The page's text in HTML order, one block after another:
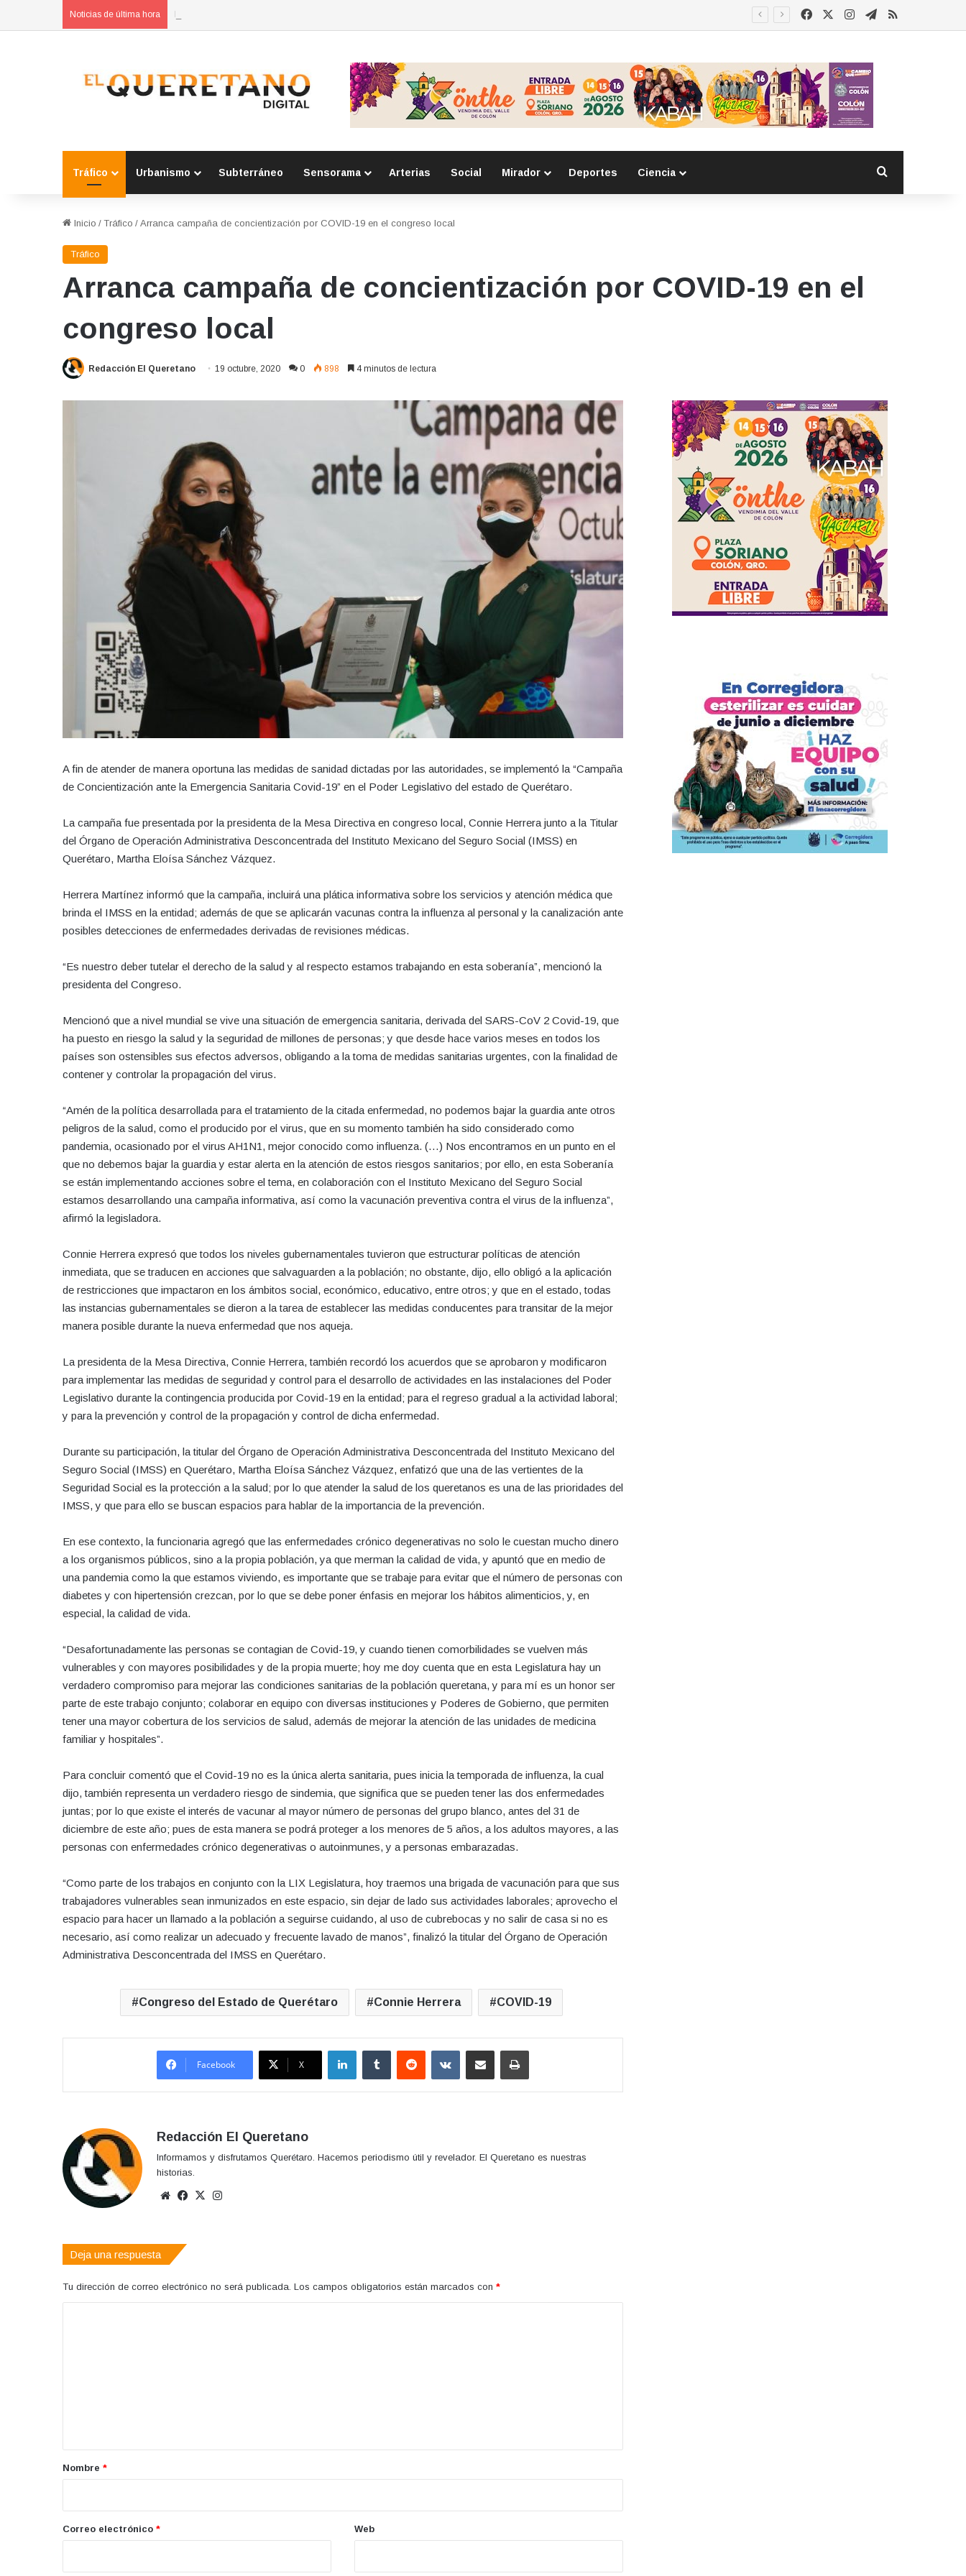
Noticias de última hora Refuerzan municipios coordinación por la seguridad durante sesión estatal realizada en La Llave FacebookInstagram
Telegram
RSS
Tráfico Urbanismo Subterráneo Sensorama Arterias Social Mirador Deportes Ciencia
Inicio / Tráfico / Arranca campaña de concientización por COVID-19 en el congreso local
Tráfico
Arranca campaña de concientización por COVID-19 en el
congreso local
Redacción El Queretano 19 octubre, 2020 0 898 4 minutos de lectura
A fin de atender de manera oportuna las medidas de sanidad dictadas por las autoridades, se implementó la “Campaña
de Concientización ante la Emergencia Sanitaria Covid-19” en el Poder Legislativo del estado de Querétaro.
La campaña fue presentada por la presidenta de la Mesa Directiva en congreso local, Connie Herrera junto a la Titular
del Órgano de Operación Administrativa Desconcentrada del Instituto Mexicano del Seguro Social (IMSS) en
Querétaro, Martha Eloísa Sánchez Vázquez.
Herrera Martínez informó que la campaña, incluirá una plática informativa sobre los servicios y atención médica que
brinda el IMSS en la entidad; además de que se aplicarán vacunas contra la influenza al personal y la canalización ante
posibles detecciones de enfermedades derivadas de revisiones médicas.
“Es nuestro deber tutelar el derecho de la salud y al respecto estamos trabajando en esta soberanía”, mencionó la
presidenta del Congreso.
Mencionó que a nivel mundial se vive una situación de emergencia sanitaria, derivada del SARS-CoV 2 Covid-19, que
ha puesto en riesgo la salud y la seguridad de millones de personas; y que desde hace varios meses en todos los
países son ostensibles sus efectos adversos, obligando a la toma de medidas sanitarias urgentes, con la finalidad de
contener y controlar la propagación del virus.
“Amén de la política desarrollada para el tratamiento de la citada enfermedad, no podemos bajar la guardia ante otros
peligros de la salud, como el producido por el virus, que en su momento también ha sido considerado como
pandemia, ocasionado por el virus AH1N1, mejor conocido como influenza. (…) Nos encontramos en un punto en el
que no debemos bajar la guardia y estar alerta en la atención de estos riesgos sanitarios; por ello, en esta Soberanía
se están implementando acciones sobre el tema, en colaboración con el Instituto Mexicano del Seguro Social
estamos desarrollando una campaña informativa, así como la vacunación preventiva contra el virus de la influenza”,
afirmó la legisladora.
Connie Herrera expresó que todos los niveles gubernamentales tuvieron que estructurar políticas de atención
inmediata, que se traducen en acciones que salvaguarden a la población; no obstante, dijo, ello obligó a la aplicación
de restricciones que impactaron en los ámbitos social, económico, educativo, entre otros; y que en el estado, todas
las instancias gubernamentales se dieron a la tarea de establecer las medidas conducentes para transitar de la mejor
manera posible durante la nueva enfermedad que nos aqueja.
La presidenta de la Mesa Directiva, Connie Herrera, también recordó los acuerdos que se aprobaron y modificaron
para implementar las medidas de seguridad y control para el desarrollo de actividades en las instalaciones del Poder
Legislativo durante la contingencia producida por Covid-19 en la entidad; para el regreso gradual a la actividad laboral;
y para la prevención y control de la propagación y control de dicha enfermedad.
Durante su participación, la titular del Órgano de Operación Administrativa Desconcentrada del Instituto Mexicano del
Seguro Social (IMSS) en Querétaro, Martha Eloísa Sánchez Vázquez, enfatizó que una de las vertientes de la
Seguridad Social es la protección a la salud; por lo que atender la salud de los queretanos es una de las prioridades del
IMSS, y que para ello se buscan espacios para hablar de la importancia de la prevención.
En ese contexto, la funcionaria agregó que las enfermedades crónico degenerativas no solo le cuestan mucho dinero
a los organismos públicos, sino a la propia población, ya que merman la calidad de vida, y apuntó que en medio de
una pandemia como la que estamos viviendo, es importante que se trabaje para evitar que el número de personas con
diabetes y con hipertensión crezcan, por lo que se debe poner énfasis en mejorar los hábitos alimenticios, y, en
especial, la calidad de vida.
“Desafortunadamente las personas se contagian de Covid-19, y cuando tienen comorbilidades se vuelven más
vulnerables y con mayores posibilidades y de la propia muerte; hoy me doy cuenta que en esta Legislatura hay un
verdadero compromiso para mejorar las condiciones sanitarias de la población queretana, y para mí es un honor ser
parte de este trabajo conjunto; colaborar en equipo con diversas instituciones y Poderes de Gobierno, que permiten
tener una mayor cobertura de los servicios de salud, además de mejorar la atención de las unidades de medicina
familiar y hospitales”.
Para concluir comentó que el Covid-19 no es la única alerta sanitaria, pues inicia la temporada de influenza, la cual
dijo, también representa un verdadero riesgo de sindemia, que significa que se pueden tener las dos enfermedades
juntas; por lo que existe el interés de vacunar al mayor número de personas del grupo blanco, antes del 31 de
diciembre de este año; pues de esta manera se podrá proteger a los menores de 5 años, a los adultos mayores, a las
personas con enfermedades crónico degenerativas o autoinmunes, y a personas embarazadas.
“Como parte de los trabajos en conjunto con la LIX Legislatura, hoy traemos una brigada de vacunación para que sus
trabajadores vulnerables sean inmunizados en este espacio, sin dejar de lado sus actividades laborales; aprovecho el
espacio para hacer un llamado a la población a seguirse cuidando, al uso de cubrebocas y no salir de casa si no es
necesario, así como realizar un adecuado y frecuente lavado de manos”, finalizó la titular del Órgano de Operación
Administrativa Desconcentrada del IMSS en Querétaro.
Congreso del Estado de Querétaro Connie Herrera COVID-19
Facebook X
LinkedInTumblr Reddit VKontakteCompartir por correo electrónicoImprimir
Redacción El Queretano
Informamos y disfrutamos Querétaro. Hacemos periodismo útil y revelador. El Queretano es nuestras
historias.
Sitio
Facebook
X
Deja una respuesta
Tu dirección de correo electrónico no será publicada. Los campos obligatorios están marcados con *
r
*
Nombre *
Correo electrónico * Web